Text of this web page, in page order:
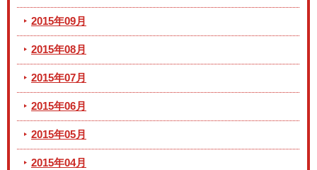
2015年09月
2015年08月
2015年07月
2015年06月
2015年05月
2015年04月